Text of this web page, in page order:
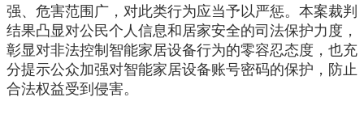
强、危害范围广，对此类行为应当予以严惩。本案裁判
结果凸显对公民个人信息和居家安全的司法保护力度，
彰显对非法控制智能家居设备行为的零容忍态度，也充
分提示公众加强对智能家居设备账号密码的保护，防止
合法权益受到侵害。